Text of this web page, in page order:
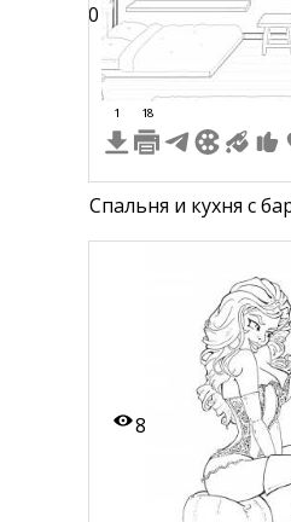
60
1 18
Спальня и кухня с
8